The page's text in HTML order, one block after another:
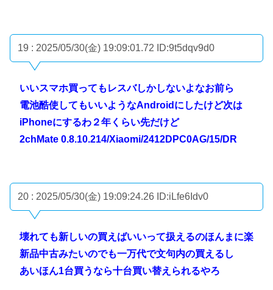
19 : 2025/05/30(金) 19:09:01.72 ID:9t5dqv9d0
いいスマホ買ってもレスバしかしないよなお前ら
電池酷使してもいいようなAndroidにしたけど次は
iPhoneにするわ２年くらい先だけど
2chMate 0.8.10.214/Xiaomi/2412DPC0AG/15/DR
20 : 2025/05/30(金) 19:09:24.26 ID:iLfe6Idv0
壊れても新しいの買えばいいって扱えるのほんまに楽
新品中古みたいのでも一万代で文句内の買えるし
あいほん1台買うなら十台買い替えられるやろ